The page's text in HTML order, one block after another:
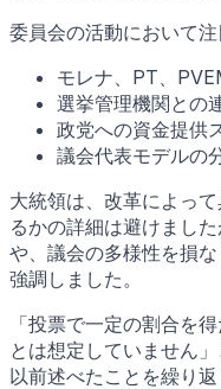
委員会の活動において
モレナ、PT、
選挙管理機関との
政党への資金提供
議会代表モデルの
大統領は、改革によっ
るかの詳細は避けまし
や、議会の多様性を損
強調しました。
「投票で一定の割合を
とは想定していません
以前述べたことを繰り返